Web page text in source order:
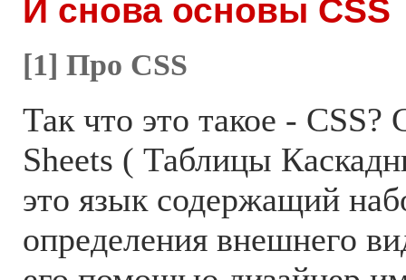
И снова основы CSS
[1] Про CSS
Так что это такое - СSS?
Sheets ( Таблицы
это язык содержащий
определения внешнего